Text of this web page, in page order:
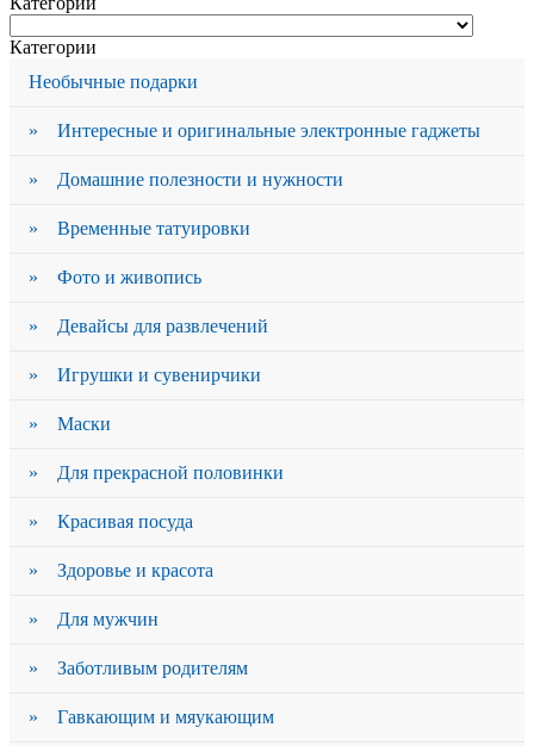
Категории
Необычные подарки
» Интересные и оригинальные электронные гаджеты
» Домашние полезности и нужности
» Временные татуировки
» Фото и живопись
» Девайсы для развлечений
» Игрушки и сувенирчики
» Маски
» Для прекрасной половинки
» Красивая посуда
» Здоровье и красота
» Для мужчин
» Заботливым родителям
» Гавкающим и мяукающим